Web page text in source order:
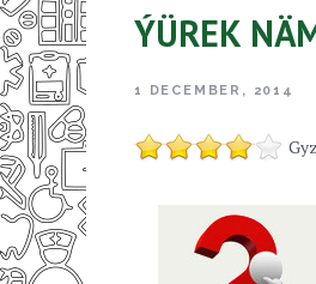
ÝÜREK
1 DECEMBER, 2014